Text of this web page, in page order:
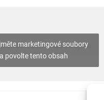
nasekrajina
marketingové soubory
povolte tento obsah